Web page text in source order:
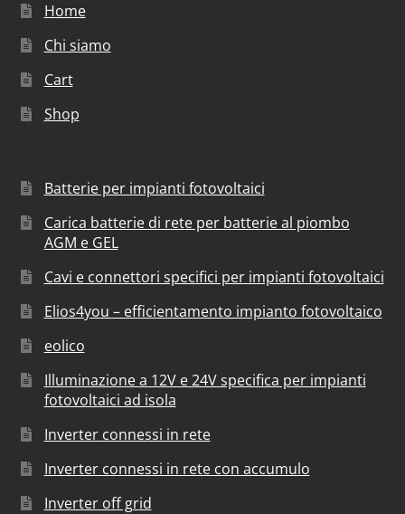
Home
Chi siamo
Cart
Shop
Batterie per impianti fotovoltaici
Carica batterie di rete per batterie al piombo
AGM e GEL
Cavi e connettori specifici per impianti fotovoltaici
Elios4you – efficientamento impianto fotovoltaico
eolico
Illuminazione a 12V e 24V specifica per impianti
fotovoltaici ad isola
Inverter connessi in rete
Inverter connessi in rete con accumulo
Inverter off grid